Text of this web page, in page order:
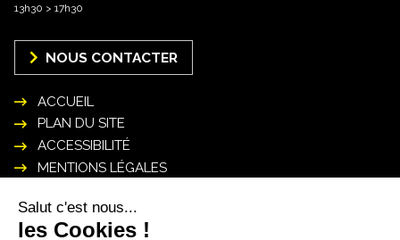
13h30 > 17h30
NOUS CONTACTER
ACCUEIL
PLAN DU SITE
ACCESSIBILITÉ
MENTIONS LÉGALES
PERSONNELLES